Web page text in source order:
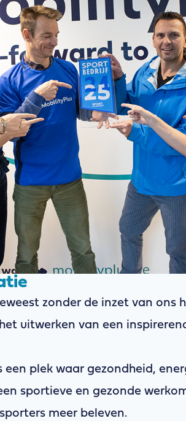
zonder de inzet van ons
uitwerken van een
plek waar gezondheid,
sportieve en gezonde
meer beleven.